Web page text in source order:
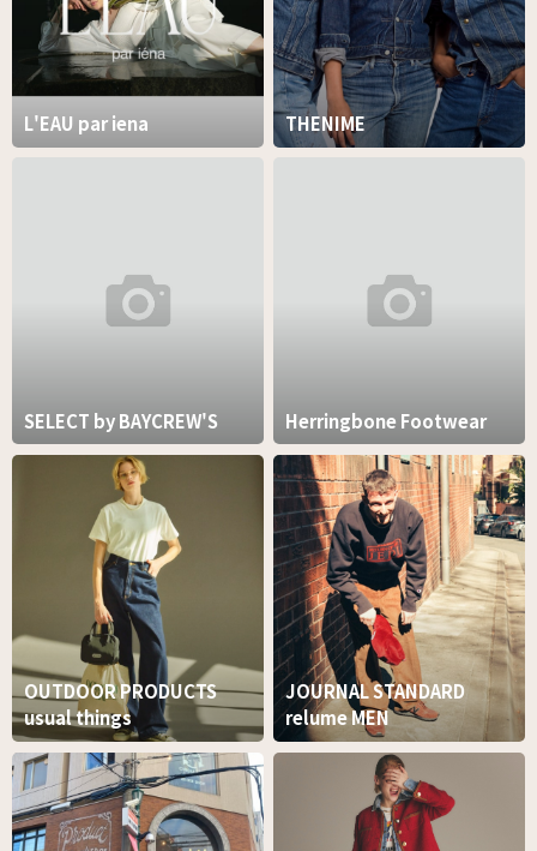
L'EAU par iena THENIME
SELECT by BAYCREW'S Herringbone Footwear
OUTDOOR PRODUCTS
usual things
JOURNAL STANDARD
relume MEN